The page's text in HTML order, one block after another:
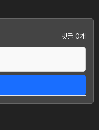
댓글 0개